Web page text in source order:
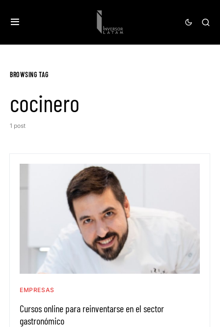
BROWSING TAG
cocinero
1 post
EMPRESAS
Cursos online para reinventarse en el sector
gastronómico